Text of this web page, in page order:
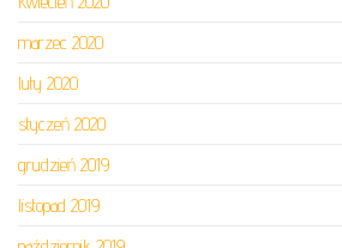
marzec 2020
luty 2020
styczeń 2020
grudzień 2019
listopad 2019